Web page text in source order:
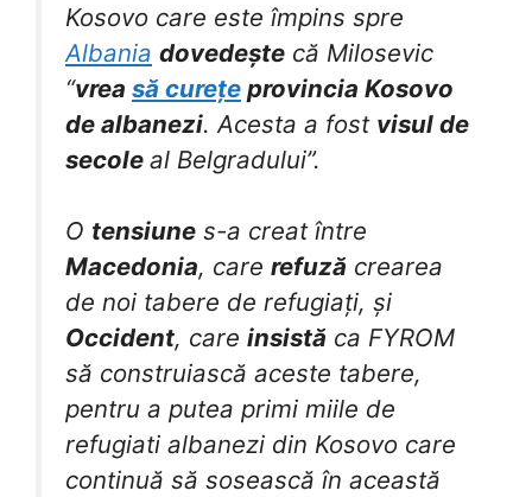
Kosovo care este împins spre
Albania dovedește că Milosevic
“vrea să curețe provincia Kosovo
de albanezi. Acesta a fost visul de
secole al Belgradului”.
O tensiune s-a creat între
Macedonia, care refuză crearea
de noi tabere de refugiați, și
Occident, care insistă ca FYROM
să construiască aceste tabere,
pentru a putea primi miile de
refugiati albanezi din Kosovo care
continuă să sosească în această